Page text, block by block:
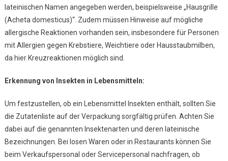
lateinischen Namen angegeben werden, beispielsweise „Hausgrille
(Acheta domesticus)“. Zudem müssen Hinweise auf mögliche
allergische Reaktionen vorhanden sein, insbesondere für Personen
mit Allergien gegen Krebstiere, Weichtiere oder Hausstaubmilben,
da hier Kreuzreaktionen möglich sind.
Erkennung von Insekten in Lebensmitteln:
Um festzustellen, ob ein Lebensmittel Insekten enthält, sollten Sie
die Zutatenliste auf der Verpackung sorgfältig prüfen. Achten Sie
dabei auf die genannten Insektenarten und deren lateinische
Bezeichnungen. Bei losen Waren oder in Restaurants können Sie
beim Verkaufspersonal oder Servicepersonal nachfragen, ob